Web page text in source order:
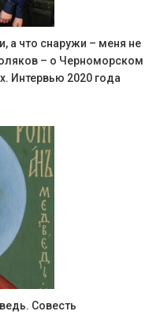
а что снаружи – меня не
– о Черноморском
Интервью 2020 года
Совесть